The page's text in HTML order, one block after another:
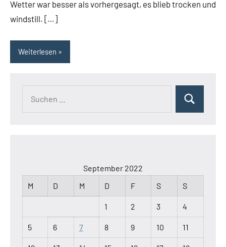
Wetter war besser als vorhergesagt, es blieb trocken und
windstill. […]
Weiterlesen
September 2022
M
D M D F S S
1 2 3 4
5 6 7 8 9 10 11